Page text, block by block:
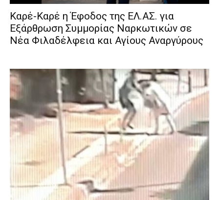
Καρέ-Καρέ η Έφοδος της ΕΛ.ΑΣ. για
Εξάρθρωση Συμμορίας Ναρκωτικών σε
Νέα Φιλαδέλφεια και Αγίους Αναργύρους